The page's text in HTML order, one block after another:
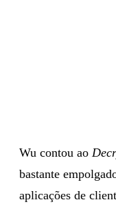
Wu contou ao
bastante
aplicações de